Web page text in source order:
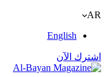
AR
English
اشترك الآن